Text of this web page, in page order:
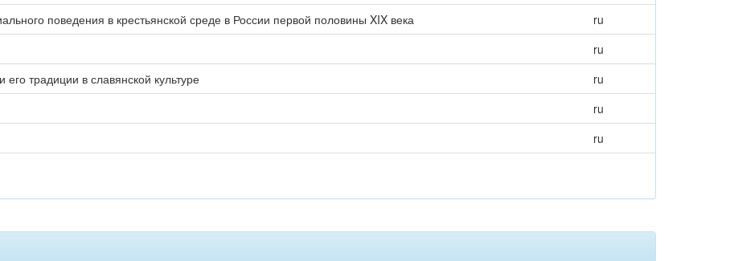
поведения в крестьянской среде в России первой половины XIX века
ru
ru
его традиции в славянской культуре
ru
ru
ru